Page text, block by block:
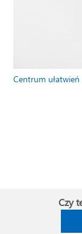
Centrum
Czy